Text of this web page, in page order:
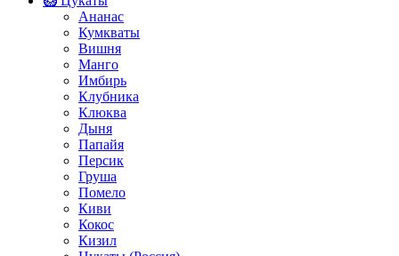
Ананас
Кумкваты
Вишня
Манго
Имбирь
Клубника
Клюква
Дыня
Папайя
Персик
Груша
Помело
Киви
Кокос
Кизил